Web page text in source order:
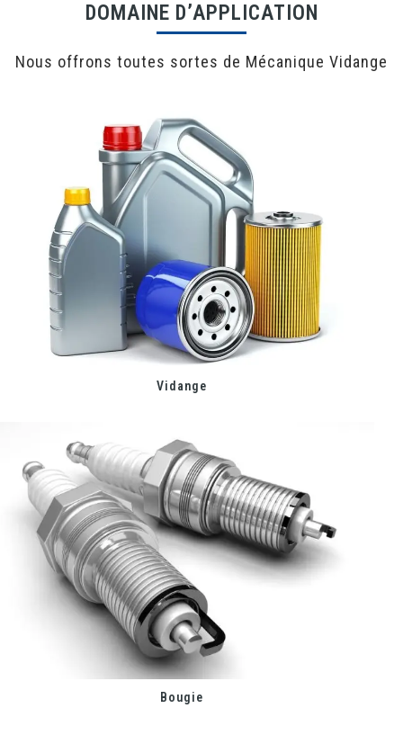
DOMAINE D’APPLICATION
Nous offrons toutes sortes de Mécanique Vidange
Vidange
Bougie